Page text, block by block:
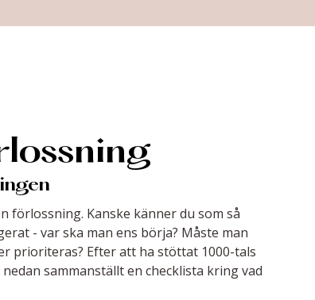
Kanske känner du som så
- var ska man ens börja? Måste man
prioriteras? Efter att ha stöttat 1000-tals
sammanställt en checklista kring vad